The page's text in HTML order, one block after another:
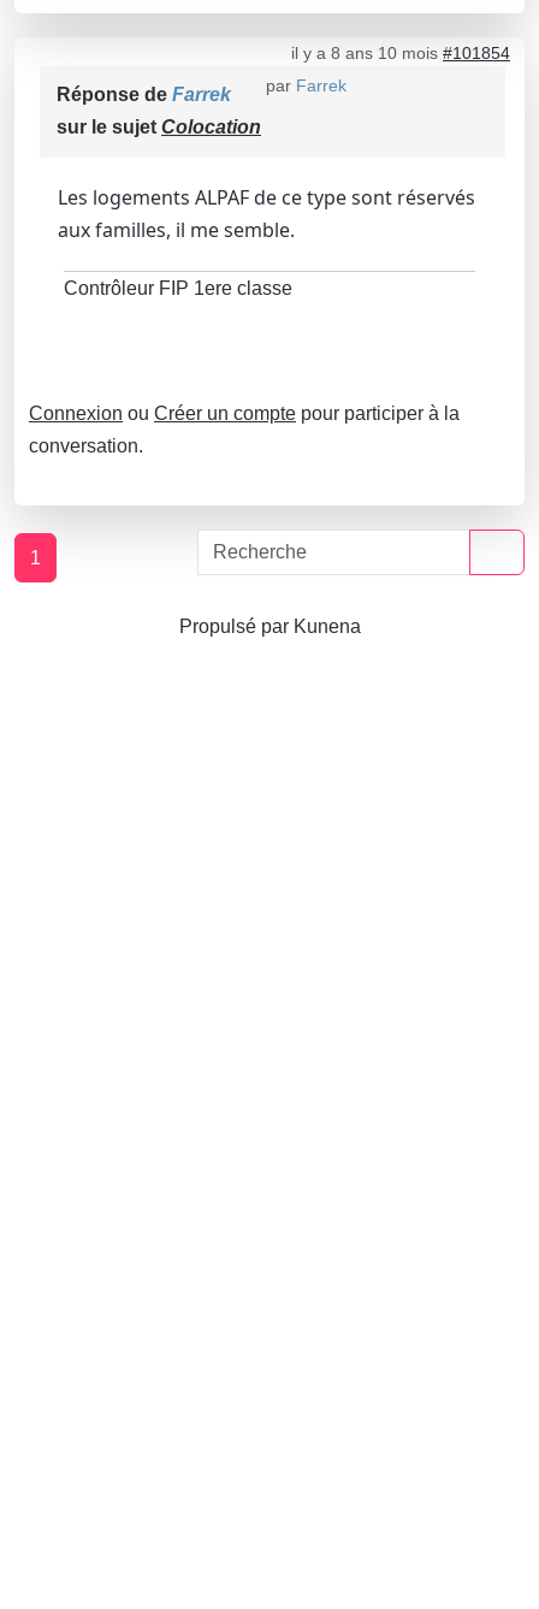
il y a 8 ans 10 mois #101854
par Farrek
Réponse de Farrek
sur le sujet Colocation
Les logements ALPAF de ce type sont réservés
aux familles, il me semble.
Contrôleur FIP 1ere classe
Connexion ou Créer un compte pour participer à la
conversation.
1
Propulsé par Kunena